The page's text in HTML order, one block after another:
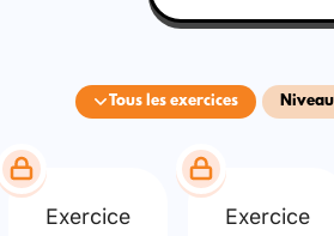
Tous les exercices
Exercice Exercice